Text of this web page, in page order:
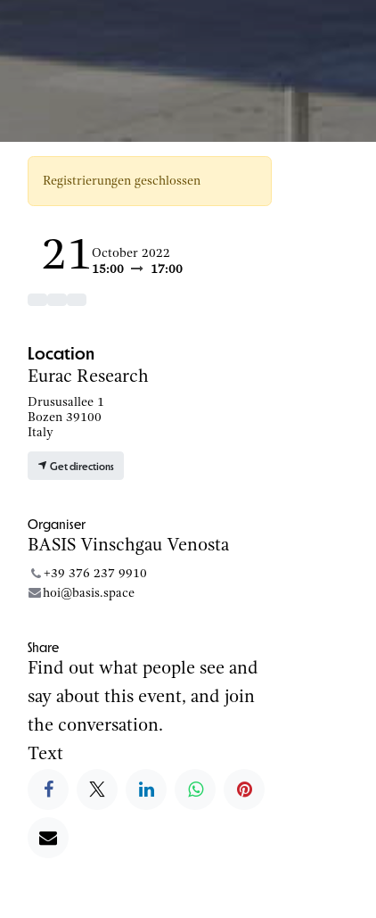
Registrierungen geschlossen
21 October 2022
15:00
17:00
Location
Eurac Research
Drususallee 1
Bozen 39100
Italy
Get directions
Organiser
BASIS Vinschgau Venosta
+39 376 237 9910
hoi@basis.space
Share
Find out what people see and
say about this event, and join
the conversation.
Text